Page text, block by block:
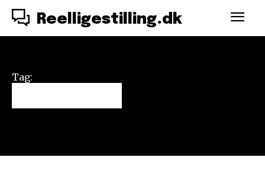
Reelligestilling.dk
Tag: